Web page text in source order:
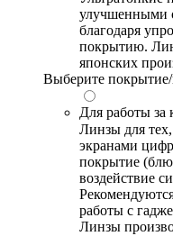
улучшенными
благодаря
покрытию.
японских
Выберите покрытие/
Для работы за
Линзы для
экранами
покрытие (блю
воздействие
работы с
Линзы